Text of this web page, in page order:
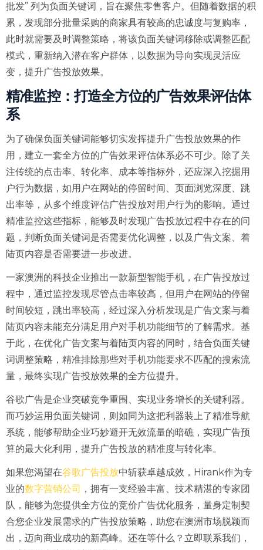
批发” 列为负面关键词，旨在聚焦零售客户。但随着数据的积
累，发现部分批量采购的商家具有较高的忠诚度与复购率，
此时就需要及时调整策略，将该负面关键词移除或调整匹配
模式，重新纳入潜在客户群体，以数据为导向实现灵活应
变，提升广告投放效果。
精准监控：打造全方位的广告效果评估体
系
为了确保负面关键词能够切实发挥提升广告投放效果的作
用，建立一套全方位的广告效果评估体系必不可少。除了关
注传统的点击率、转化率、成本等指标外，还应深入挖掘用
户行为数据，如用户在网站的停留时间、页面浏览深度、跳
出率等，从多个维度评估广告投放对用户行为的影响。通过
精准监控这些指标，能够及时发现广告投放过程中存在的问
题，判断负面关键词是否需要优化调整，以及广告文案、着
陆页内容是否需要进一步改进。
一家澳洲的科技企业推出一款新型智能手机，在广告投放过
程中，通过监控发现尽管点击率较高，但用户在网站的停留
时间较短，跳出率较高，经过深入分析发现是广告文案与着
陆页内容未能充分满足用户对手机功能细节的了解需求。基
于此，在优化广告文案与着陆页内容的同时，结合负面关键
词调整策略，精准排除那些对手机功能要求不匹配的搜索流
量，最终实现广告投放效果的全方位提升。
谷歌广告是企业突破竞争重围、实现业务增长的关键利器。
而巧妙运用负面关键词，则如同为这把利器装上了精准导航
系统，能够帮助企业巧妙避开无效流量的暗礁，实现广告预
算的最大化利用，提升广告投放的精准度与转化率。
如果您渴望在谷歌广告投放中斩获卓越成效，Hirank作为专
业的数字营销公司 ，拥有一支经验丰富、技术精湛的专家团
队，能够为您提供全方位的竞价广告优化服务，量身定制契
合您企业发展需求的广告投放策略，助您在澳洲市场脱颖而
出，迈向商业成功的新高峰。还在等什么？立即联系我们，